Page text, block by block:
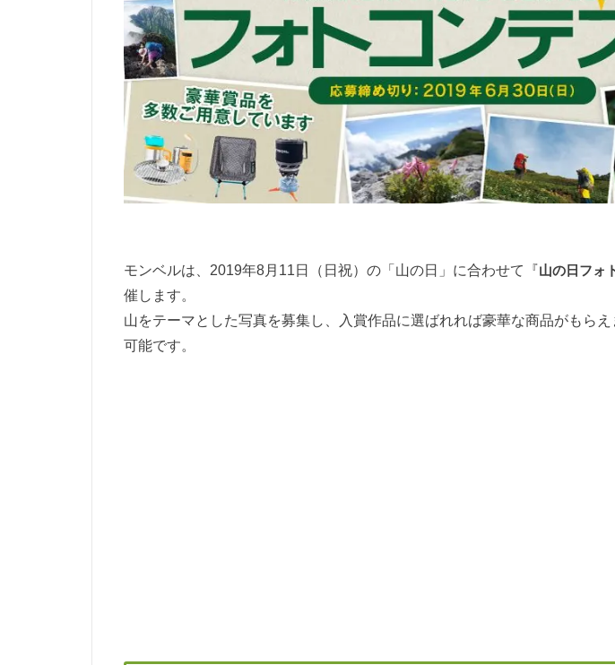
モンベルは、2019年8月11日（日祝）の「山の日」に合わせて『山の日フォ
催します。
山をテーマとした写真を募集し、入賞作品に選ばれれば豪華な商品がもら
可能です。